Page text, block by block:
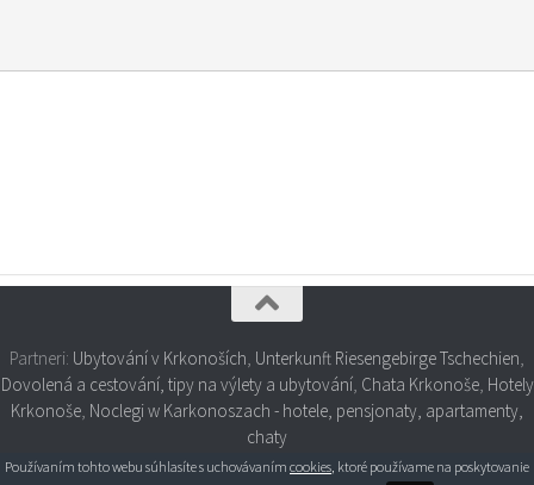
Partneri: Ubytování v Krkonoších Unterkunft Riesengebirge Tschechien
Dovolená a cestování, tipy na výlety a ubytování, Chata Krkonoše, Hotely
Krkonoše Noclegi w Karkonoszach - hotele, pensjonaty, apartamenty,
chaty
Používaním tohto webu súhlasíte s uchovávaním cookies, ktoré používame na poskytovanie